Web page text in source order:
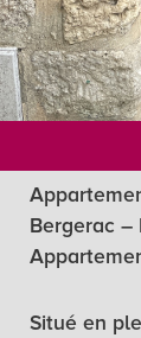
Critères
Bergerac –
Situé en